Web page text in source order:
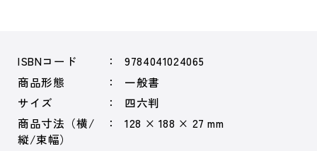
ISBNコード
9784041024065
商品形態
一般書
サイズ
四六判
商品寸法（横/
縦/束幅）
128 × 188 × 27 mm